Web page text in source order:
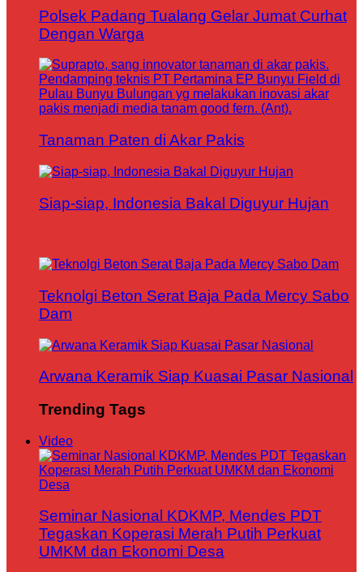
Polsek Padang Tualang Gelar Jumat Curhat
Dengan Warga
Tanaman Paten di Akar Pakis
Siap-siap, Indonesia Bakal Diguyur Hujan
Teknolgi Beton Serat Baja Pada Mercy Sabo
Dam
Arwana Keramik Siap Kuasai Pasar Nasional
Trending Tags
Video
Seminar Nasional KDKMP, Mendes PDT
Tegaskan Koperasi Merah Putih Perkuat
UMKM dan Ekonomi Desa